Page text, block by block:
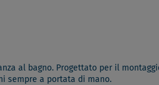
al bagno. Progettato per il
sempre a portata di mano.